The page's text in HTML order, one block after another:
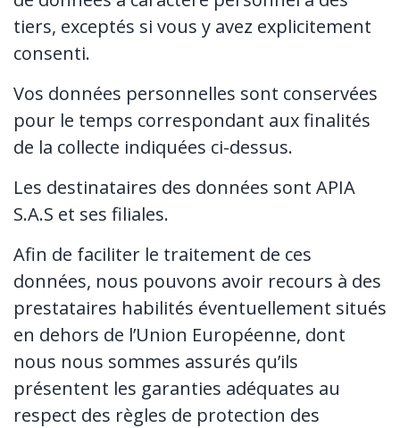
tiers, exceptés si vous y avez explicitement
consenti.
Vos données personnelles sont conservées
pour le temps correspondant aux finalités
de la collecte indiquées ci-dessus.
Les destinataires des données sont APIA
S.A.S et ses filiales.
Afin de faciliter le traitement de ces
données, nous pouvons avoir recours à des
prestataires habilités éventuellement situés
en dehors de l’Union Européenne, dont
nous nous sommes assurés qu’ils
présentent les garanties adéquates au
respect des règles de protection des